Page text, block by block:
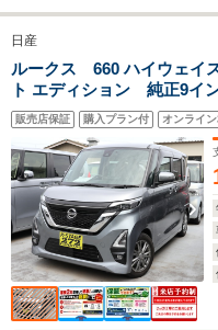
日産
ルークス 660 ハイウェイ
ト エディション 純正9イ
ウンドビュー / プロパイロ
スライドドア / LEDヘッド
煙車
販売店保証 購入プラン付 オンライ